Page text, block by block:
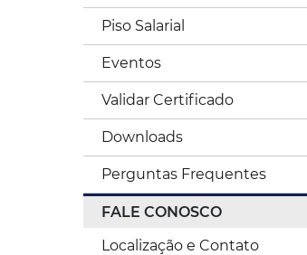
Piso Salarial
Eventos
Validar Certificado
Downloads
Perguntas Frequentes
FALE CONOSCO
Localização e Contato